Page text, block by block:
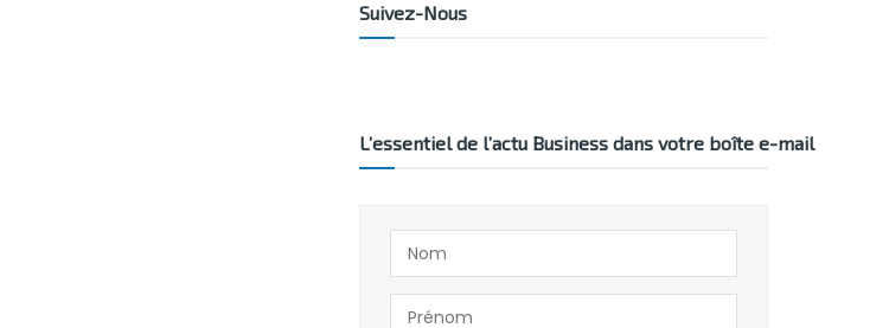
Suivez-Nous
L’essentiel de l’actu Business dans votre boîte e-mail